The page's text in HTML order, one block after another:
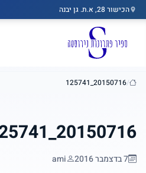
דלג לתוכן הראשי
הכישור 28, א.ת. גן יבנה
בית
/
20150716_125741
20150716_125741
7 בדצמבר 2016 ami